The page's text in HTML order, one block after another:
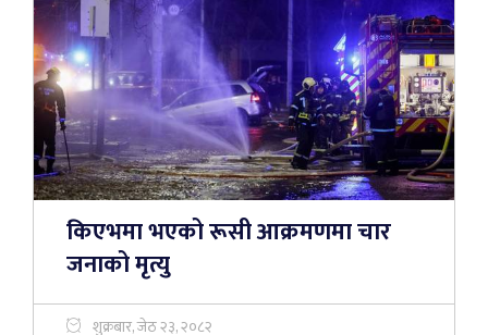
किएभमा भएको रूसी आक्रमणमा चार
जनाको मृत्यु
शुक्रबार, जेठ २३, २०८२